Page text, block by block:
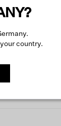
country.